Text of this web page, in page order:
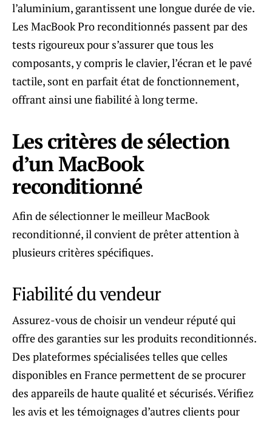
l’aluminium, garantissent une longue durée de vie.
Les MacBook Pro reconditionnés passent par des
tests rigoureux pour s’assurer que tous les
composants, y compris le clavier, l’écran et le pavé
tactile, sont en parfait état de fonctionnement,
offrant ainsi une fiabilité à long terme.
Les critères de sélection
d’un MacBook
reconditionné
Afin de sélectionner le meilleur MacBook
reconditionné, il convient de prêter attention à
plusieurs critères spécifiques.
Fiabilité du vendeur
Assurez-vous de choisir un vendeur réputé qui
offre des garanties sur les produits reconditionnés.
Des plateformes spécialisées telles que celles
disponibles en France permettent de se procurer
des appareils de haute qualité et sécurisés. Vérifiez
les avis et les témoignages d’autres clients pour